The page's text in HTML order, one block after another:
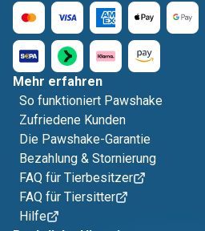
Mehr erfahren
So funktioniert Pawshake
Zufriedene Kunden
Die Pawshake-Garantie
Bezahlung & Stornierung
FAQ für Tierbesitzer
FAQ für Tiersitter
Hilfe